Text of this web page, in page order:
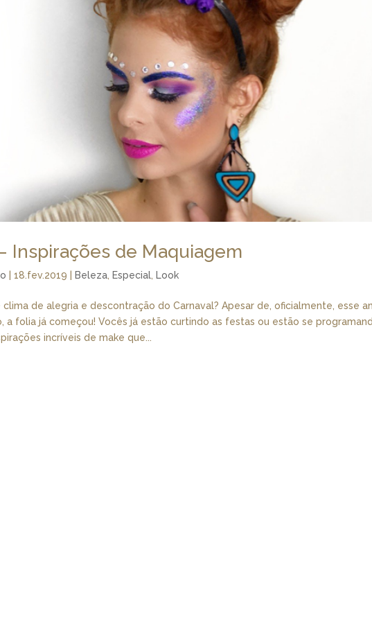
Inspirações de Maquiagem
|18.fev.2019 |Beleza,Especial,Look
clima de alegria e descontração do Carnaval? Apesar de, oficialmente, esse
a folia já começou! Vocês já estão curtindo as festas ou estão se
incríveis de make que...